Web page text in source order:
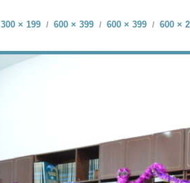
300 × 199 / 600 × 399 / 600 × 399 / 600 ×